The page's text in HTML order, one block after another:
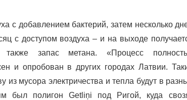
с добавлением бактерий, затем несколько
с доступом воздуха – и на выходе
запас метана. «Процесс
и опробован в других городах Латвии.
из мусора электричества и тепла будут в
был полигон Getliņi под Ригой, куда